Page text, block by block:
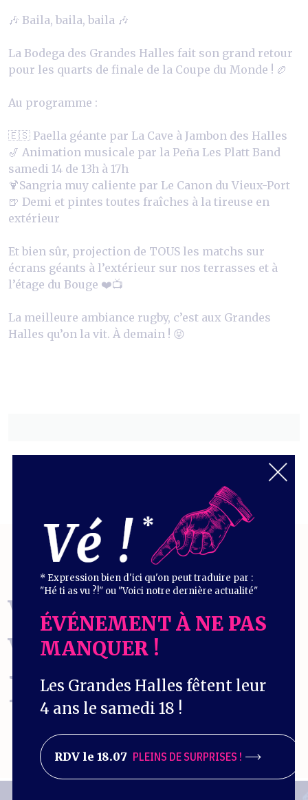
🎶 Baila, baila, baila 🎶
La Bodega des Grandes Halles fait son grand retour
pour les quarts de finale de la Coupe du Monde ! 🏉
Au programme :
🇪🇸 Paella géante par La Cave à Jambon des Halles
🎷 Animation musicale par la Peña Les Platt Band
samedi 14 de 13h à 17h
🍹Sangria muy caliente par Le Canon du Vieux-Port
🍺 Demi et pintes toutes fraîches à la tireuse en
extérieur
Et bien sûr, projection de TOUS les matchs sur
écrans géants à l’extérieur sur nos terrasses et à
l’étage du Bouge ❤️📺
La meilleure ambiance rugby, c’est aux Grandes
Halles qu’on la vit. À demain ! 😝
VOUS EN
VOULEZ
ENCORE?
* Expression bien d'ici qu'on peut traduire par :
"Hé ti as vu ?!" ou "Voici notre dernière actualité"
ÉVÉNEMENT À NE PAS
MANQUER !
Les Grandes Halles fêtent leur
4 ans le samedi 18 !
RDV le 18.07 PLEINS DE SURPRISES !